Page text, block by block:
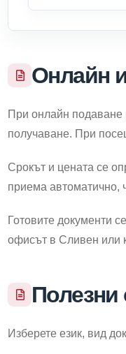
Онлайн
При онлайн подаване
получаване. При
Срокът и цената се
приема автоматично,
Готовите документи
офисът в Сливен или
Полезни
Изберете език, вид